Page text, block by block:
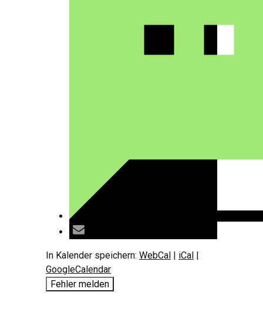
In Kalender speichern: WebCal | iCal |
GoogleCalendar
Fehler melden